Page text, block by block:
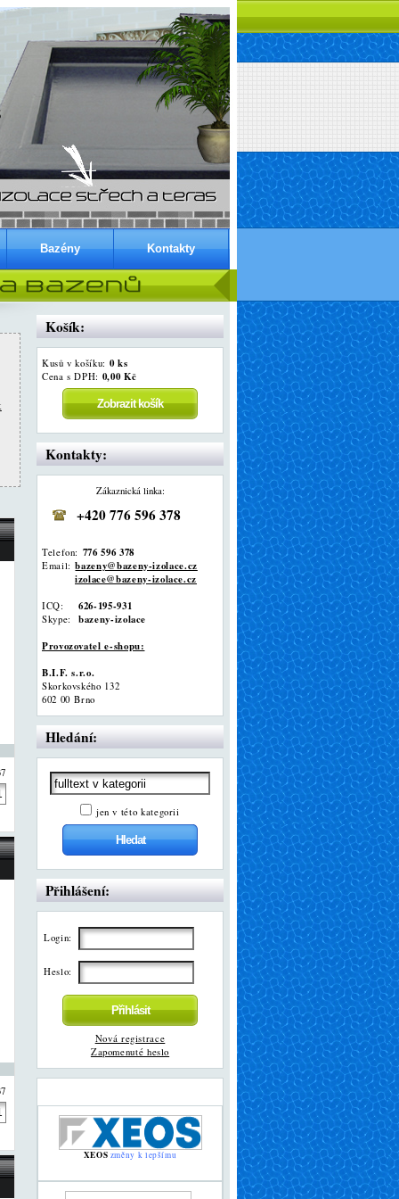
Bazény Kontakty
Košík:
Kusů v košíku: 0 ks
Cena s DPH: 0,00 Kč
Kontakty:
Zákaznická linka:
+420 776 596 378
Telefon: 776 596 378
Email:bazeny@bazeny-izolace.cz
izolace@bazeny-izolace.cz
ICQ: 626-195-931
Skype:bazeny-izolace
Provozovatel e-shopu:
B.I.F. s.r.o.
Skorkovského 132
602 00 Brno
Hledání:
jen v této kategorii
Přihlášení:
Login:
Heslo:
Nová registrace
Zapomenuté heslo
XEOS změny k lepšímu